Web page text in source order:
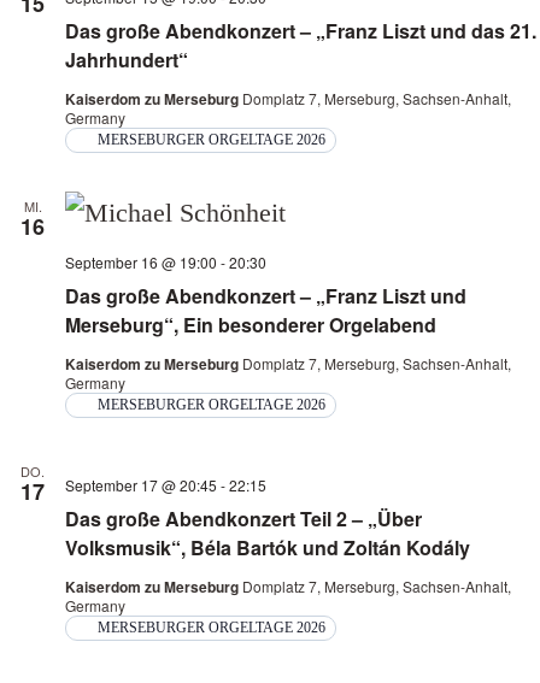
Das große Abendkonzert – „Franz Liszt und das 21.
Jahrhundert“
Kaiserdom zu Merseburg Domplatz 7, Merseburg, Sachsen-Anhalt,
Germany
MERSEBURGER ORGELTAGE 2026
MI.
16
Das große Abendkonzert – „Franz Liszt und
Merseburg“, Ein besonderer Orgelabend
September 16 @ 19:00 -20:30
Kaiserdom zu Merseburg Domplatz 7, Merseburg, Sachsen-Anhalt,
Germany
MERSEBURGER ORGELTAGE 2026
DO.
17
Das große Abendkonzert Teil 2 – „Über
Volksmusik“, Béla Bartók und Zoltán Kodály
September 17 @ 20:45 -22:15
Kaiserdom zu Merseburg Domplatz 7, Merseburg, Sachsen-Anhalt,
Germany
MERSEBURGER ORGELTAGE 2026